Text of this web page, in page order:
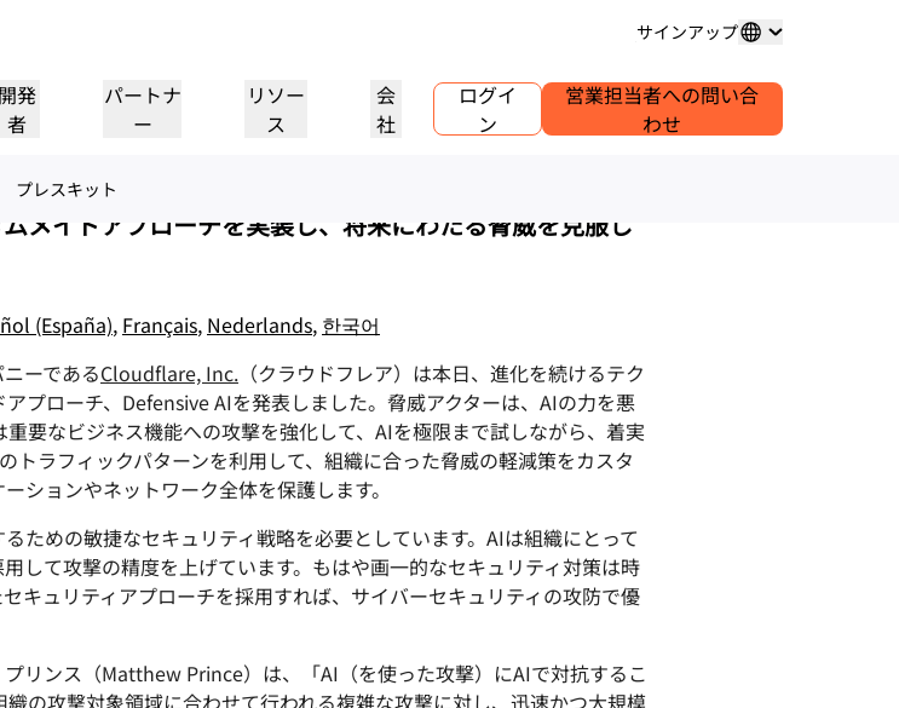
サインアップ
ーにな
ゲーミング
公共機関
リソース
製品ガイド
リファレンスアーキテクチャ
相談
ウェビナー
ワークショップ
ネットワーキング
策
Firewall as a Service
ネットワークインターコネ
クト
スマートルーティング
リソース
製品ガイド
リファレンスアーキテクチャ
アナリストレポート
製品デモとツアー
グローバルサービス
専門家による成功支援
開発
者
リファレンスアーキテクチャ
オおよ
ストレージとデータベース
D1
サーバーレスSQLデータベース
を作成
R2
高額のエグレス料金なしでデー
タを保存
構築、テスト、デプロイ
Developers Discord
コミュニティに参加する
パートナ
ー
バルシステムインテグ
ー
スで大規模なデジタルト
ォーメーションサポート
サービスプロバイダー
本当に価値のあるサービスプロバ
イダーのネットワークをご紹介
ログラム
クライアントのセルフサーブアカウ
パートナーの検索
PowerUPでビジネスを強化し、
Cloudflare Powered+パートナーと
リソー
ス
ウェビナー 試験導入
ブログ ラーニングセンター
ョンおよび製品ガイド
ント
ドキュメンテーション
開発者向けドキュメント
脅威のリサーチと
オペレーション
ラフィックとセキ
ュリティのトレン
会
社
プレス キャリア
ー、プロセス、安全性
コンプライアンス
認定および規制
透明性
ポリシーと開示情報
ジェクト
選挙
Cloudflare For Campaigns
健康
Project Fair Shot
ログイ
ン
営業担当者への問い合
わせ
プレスキット
を保護する能力をDefensive
メイドアプローチを実装し、将来にわたる脅威を克服し
(España), Français, Nederlands, 한국어
ーであるCloudflare, Inc. （クラウドフレア）は本日、進化を続けるテク
プローチ、Defensive AIを発表しました。脅威アクターは、AIの力を悪
要なビジネス機能への攻撃を強化して、AIを極限まで試しながら、着実
ラフィックパターンを利用して、組織に合った脅威の軽減策をカスタ
ションやネットワーク全体を保護します。
ための敏捷なセキュリティ戦略を必要としています。AIは組織にとって
して攻撃の精度を上げています。もはや画一的なセキュリティ対策は時
キュリティアプローチを採用すれば、サイバーセキュリティの攻防で優
リンス（Matthew Prince）は、「AI（を使った攻撃）にAIで対抗するこ
の攻撃対象領域に合わせて行われる複雑な攻撃に対し、迅速かつ大規模